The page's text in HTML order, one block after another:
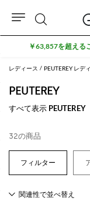
レディース PEUTEREY レデ
PEUTEREY
すべて表示 PEUTEREY
32の商品
検
索
アウ